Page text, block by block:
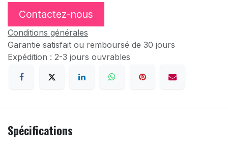
Contactez-nous
Conditions générales
Garantie satisfait ou remboursé de 30 jours
Expédition : 2-3 jours ouvrables
Spécifications